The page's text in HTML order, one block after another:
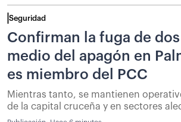
Seguridad
Confirman la fuga de
medio del apagón en
es miembro del PCC
Mientras tanto, se mantienen
de la capital cruceña y en sectores